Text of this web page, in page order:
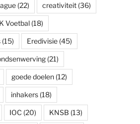
(22) creativiteit(36)
Voetbal(18)
(15) Eredivisie(45)
(21)
goede doelen(12)
inhakers(18)
IOC (20) KNSB (13)